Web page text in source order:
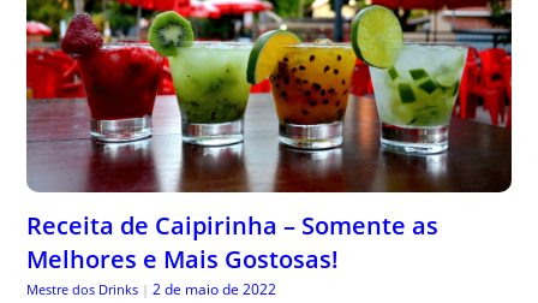
Receita de Caipirinha – Somente as
Melhores e Mais Gostosas!
Mestre dos Drinks | 2 de maio de 2022